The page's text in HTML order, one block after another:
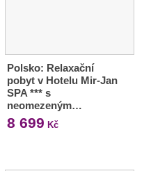
Polsko: Relaxační
pobyt v Hotelu Mir-Jan
SPA *** s
neomezeným…
8 699 Kč